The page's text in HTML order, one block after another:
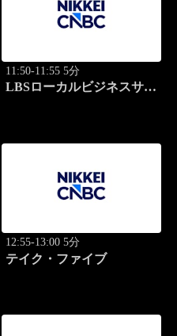
11:50-11:55 5分
LBSローカルビジネスサテ
12:55-13:00 5分
テイク・ファイブ